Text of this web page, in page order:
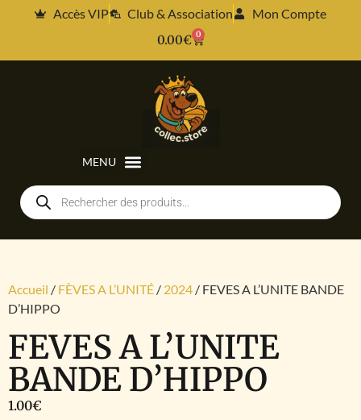
Accès VIP Club & Association
Mon Compte
0.00€ 0
Accueil / FÈVES A L’UNITÉ / 2024 / FEVES A L’UNITE BANDE
D’HIPPO
FEVES A L’UNITE
BANDE D’HIPPO
1.00€